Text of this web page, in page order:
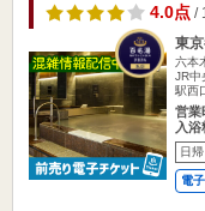
4.0点/
東
六本
JR
駅西
営業
入浴
日帰
電